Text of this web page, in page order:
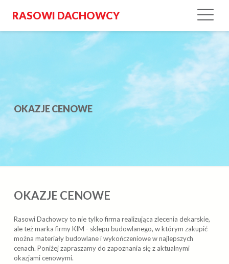
RASOWI DACHOWCY
OKAZJE CENOWE
OKAZJE CENOWE
Rasowi Dachowcy to nie tylko firma realizująca zlecenia dekarskie,
ale też marka firmy KIM - sklepu budowlanego, w którym zakupić
można materiały budowlane i wykończeniowe w najlepszych
cenach. Poniżej zapraszamy do zapoznania się z aktualnymi
okazjami cenowymi.